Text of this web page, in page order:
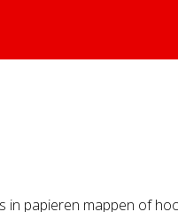
papieren mappen of